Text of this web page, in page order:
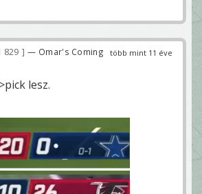
több mint 11 éve
829
— Omar's Coming
lesz.